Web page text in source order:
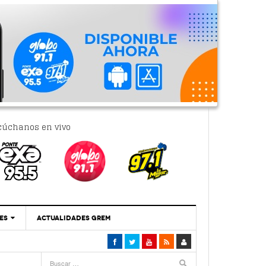
en vivo
‘Se Vale Soñar Con Una Contraloría Ciudadana’
ACTUALIDADES GREM